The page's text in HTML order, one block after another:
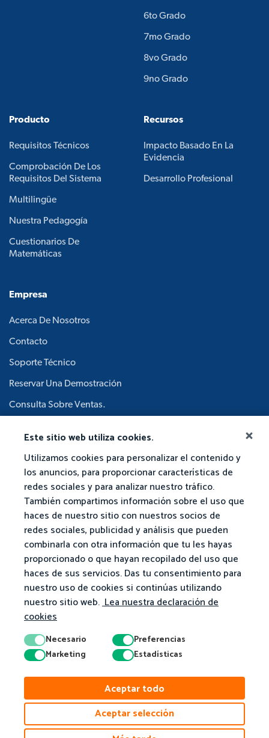
Este sitio web utiliza cookies.
Utilizamos cookies para personalizar el contenido y
los anuncios, para proporcionar características de
redes sociales y para analizar nuestro tráfico.
También compartimos información sobre el uso que
haces de nuestro sitio con nuestros socios de
redes sociales, publicidad y análisis que pueden
combinarla con otra información que tu les hayas
proporcionado o que hayan recopilado del uso que
haces de sus servicios. Das tu consentimiento para
nuestro uso de cookies si continúas utilizando
nuestro sitio web.Lea nuestra declaración de
cookies
Necesario
Preferencias
Marketing
Estadísticas
Aceptar todo
Aceptar selección
6to Grado
7mo Grado
8vo Grado
9no Grado
Producto
Requisitos Técnicos
Comprobación De Los
Requisitos Del Sistema
Multilingüe
Nuestra Pedagogía
Cuestionarios De
Matemáticas
Recursos
Impacto Basado En La
Evidencia
Desarrollo Profesional
Empresa
Acerca De Nosotros
Contacto
Soporte Técnico
Reservar Una Demostración
Consulta Sobre Ventas.